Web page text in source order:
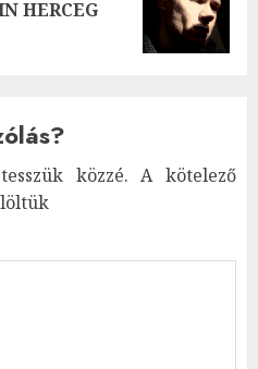
HERCEG
közzé. A kötelező